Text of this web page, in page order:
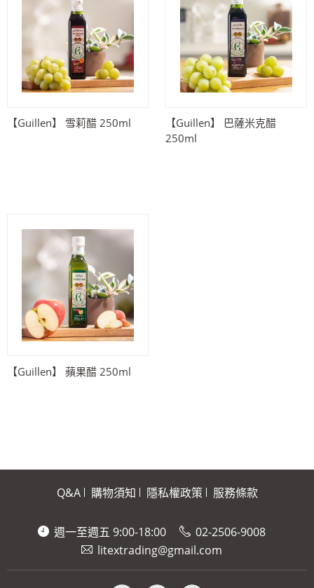
【Guillen】 雪莉醋 250ml
【Guillen】 巴薩米克醋
250ml
【Guillen】 蘋果醋 250ml
Q&A 購物須知 隱私權政策 服務條款
週一至週五 9:00-18:00
02-2506-9008
litextrading@gmail.com